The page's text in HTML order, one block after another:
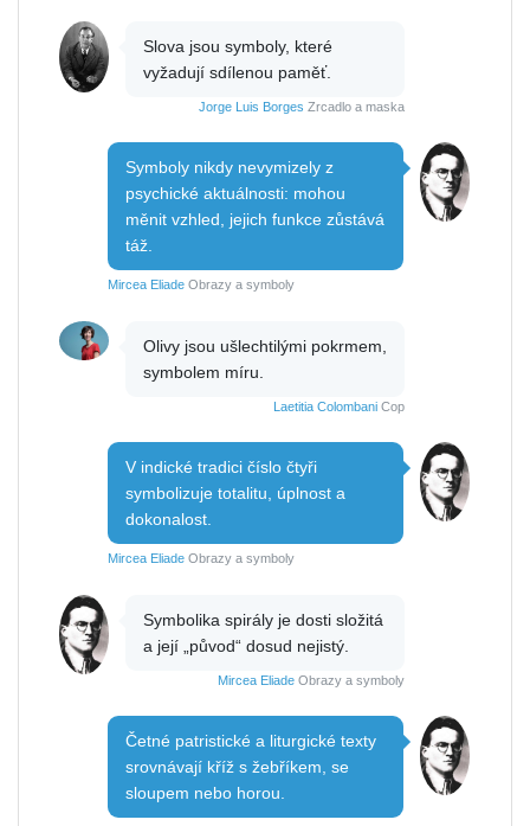
Slova jsou symboly, které
vyžadují sdílenou paměť.
Jorge Luis Borges Zrcadlo a maska
Symboly nikdy nevymizely z
psychické aktuálnosti: mohou
měnit vzhled, jejich funkce zůstává
táž.
Mircea Eliade Obrazy a symboly
Olivy jsou ušlechtilými pokrmem,
symbolem míru.
Laetitia Colombani Cop
V indické tradici číslo čtyři
symbolizuje totalitu, úplnost a
dokonalost.
Mircea Eliade Obrazy a symboly
Symbolika spirály je dosti složitá
a její „původ“ dosud nejistý.
Mircea Eliade Obrazy a symboly
Četné patristické a liturgické texty
srovnávají kříž s žebříkem, se
sloupem nebo horou.